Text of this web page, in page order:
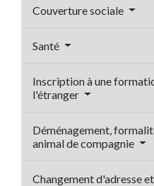
Couverture sociale
Santé
Inscription à une
l'étranger
Déménagement,
animal de compagnie
Changement d'adresse